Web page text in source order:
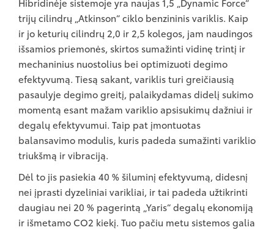
trijų cilindrų „Atkinson“ ciklo benzininis variklis. Kaip
ir jo keturių cilindrų 2,0 ir 2,5 kolegos, jam naudingos
išsamios priemonės, skirtos sumažinti vidinę trintį ir
mechaninius nuostolius bei optimizuoti degimo
efektyvumą. Tiesą sakant, variklis turi greičiausią
pasaulyje degimo greitį, palaikydamas didelį sukimo
momentą esant mažam variklio apsisukimų dažniui ir
degalų efektyvumui. Taip pat įmontuotas
balansavimo modulis, kuris padeda sumažinti variklio
triukšmą ir vibraciją.
Dėl to jis pasiekia 40 % šiluminį efektyvumą, didesnį
nei įprasti dyzeliniai varikliai, ir tai padeda užtikrinti
daugiau nei 20 % pagerintą „Yaris“ degalų ekonomiją
ir išmetamo CO2 kiekį. Tuo pačiu metu sistemos galia